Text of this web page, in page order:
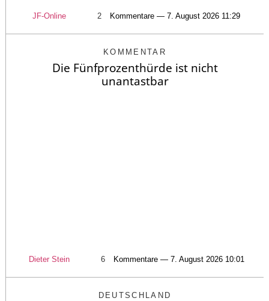
JF-Online 2 Kommentare — 7. August 2026 11:29
KOMMENTAR
Die Fünfprozenthürde ist nicht
unantastbar
Dieter Stein 6 Kommentare — 7. August 2026 10:01
DEUTSCHLAND